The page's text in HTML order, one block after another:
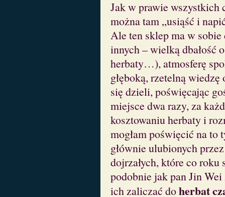
Jak w prawie wszystkich
można tam „usiąść i
Ale ten sklep ma w
innych – wielką dbałość
herbaty…), atmosferę
głęboką, rzetelną
się dzieli, poświęcając
miejsce dwa razy, za
kosztowaniu herbaty i
mogłam poświęcić na
głównie ulubionych
dojrzałych, które co
podobnie jak pan Jin
ich zaliczać doherbat